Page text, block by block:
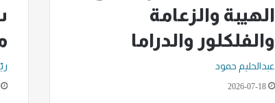
الهيبة والزعامة
والفلكلور والدراما
عبدالحليم حمود
2026-07-18